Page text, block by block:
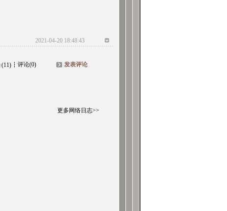
2021-04-20 18:48:43
(11) 评论(0) 发表评论
更多网络日志>>